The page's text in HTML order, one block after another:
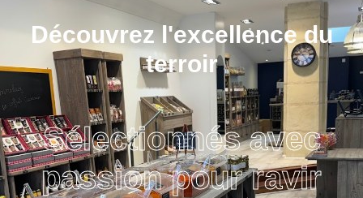
Découvrez l'excellence du
terroir
Sélectionnés avec
passion pour ravir